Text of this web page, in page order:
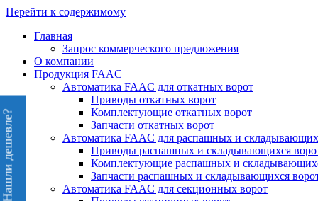
Перейти к содержимому
Главная
Запрос коммерческого предложения
О компании
Продукция FAAC
Автоматика FAAC для откатных ворот
Приводы откатных ворот
Комплектующие откатных ворот
Запчасти откатных ворот
Автоматика FAAC для распашных и
Приводы распашных и складывающихся
Комплектующие распашных и
Запчасти распашных и складывающихся
Автоматика FAAC для секционных ворот
Нашли дешевле?